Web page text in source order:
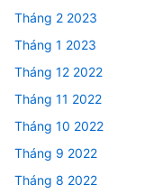
Tháng 2 2023
Tháng 1 2023
Tháng 12 2022
Tháng 11 2022
Tháng 10 2022
Tháng 9 2022
Tháng 8 2022